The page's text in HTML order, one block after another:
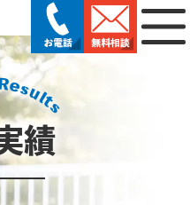
績